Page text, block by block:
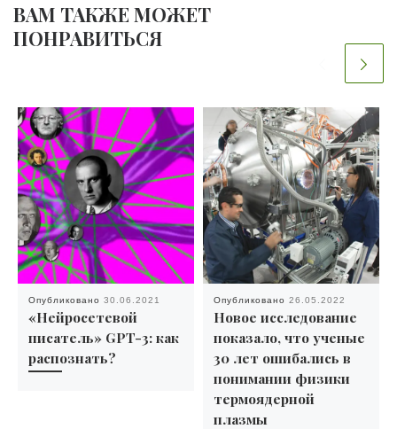
ВАМ ТАКЖЕ МОЖЕТ
ПОНРАВИТЬСЯ
Опубликовано 30.06.2021
«Нейросетевой
писатель» GPT-3: как
распознать?
Опубликовано 26.05.2022
Новое исследование
показало, что ученые
30 лет ошибались в
понимании физики
термоядерной
плазмы